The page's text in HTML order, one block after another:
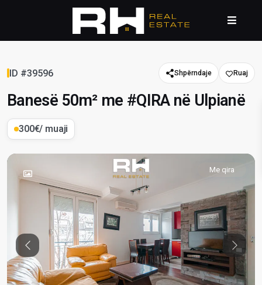
ID #39596 Shpërndaje
Banesë 50m² me #QIRA në Ulpianë
300€/ muaji
Me qira
Previous